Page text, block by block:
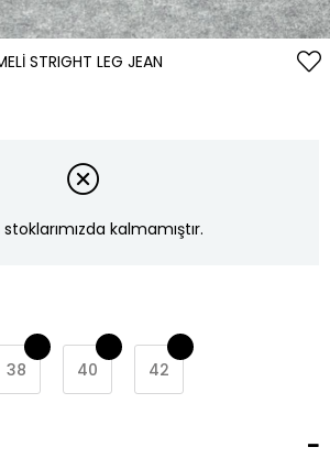
STRIGHT LEG JEAN
kalmamıştır.
38 40 42